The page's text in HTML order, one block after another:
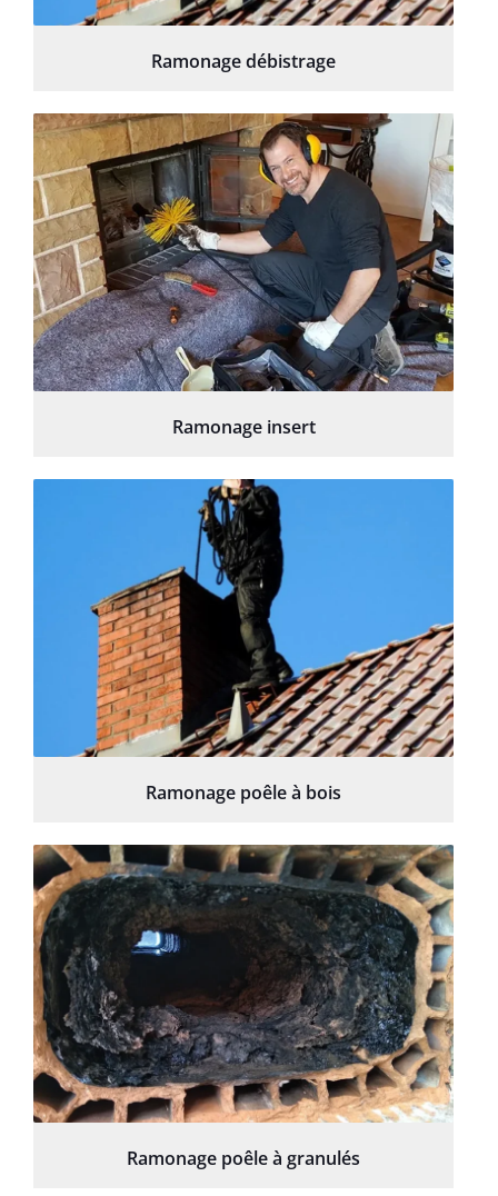
Ramonage débistrage
Ramonage insert
Ramonage poêle à bois
Ramonage poêle à granulés